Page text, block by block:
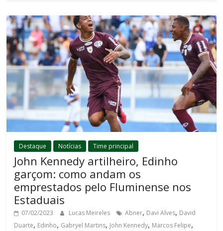
Destaque Notícias Time principal
John Kennedy artilheiro, Edinho
garçom: como andam os
emprestados pelo Fluminense nos
Estaduais
07/02/2023 Lucas Meireles Abner, Davi Alves, David
Duarte, Edinho, Gabryel Martins, John Kennedy, Marcos Felipe,